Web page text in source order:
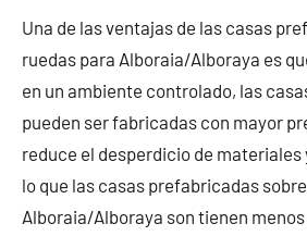
Una de las ventajas de las casas
ruedas para Alboraia/Alboraya es
en un ambiente controlado, las
pueden ser fabricadas con mayor
reduce el desperdicio de materiales
lo que las casas prefabricadas
Alboraia/Alboraya son tienen